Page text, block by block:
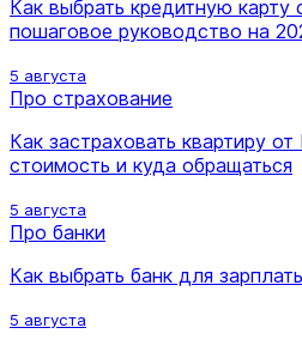
Как выбрать кредитную
пошаговое руководство на
5 августа
Про страхование
Как застраховать квартиру
стоимость и куда обращаться
5 августа
Про банки
Как выбрать банк для
5 августа